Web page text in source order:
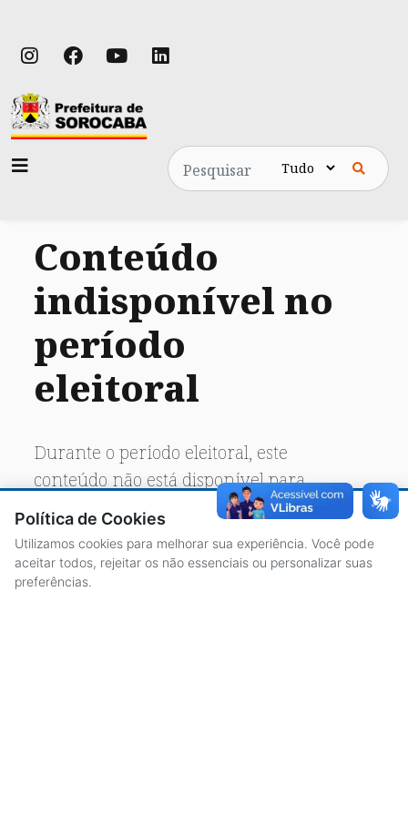
Pesquisa
Conteúdo
indisponível no
período
eleitoral
Durante o período eleitoral, este
conteúdo não está disponível para
acesso público.
Política de Cookies
Utilizamos cookies para melhorar sua experiência. Você pode
aceitar todos, rejeitar os não essenciais ou personalizar suas
preferências.